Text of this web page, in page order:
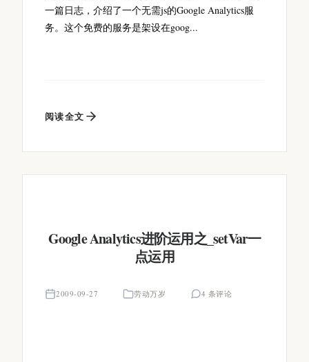
一篇日志，介绍了一个无需js的Google Analytics服
务。这个免费的服务是架设在goog...
阅读全文
Google Analytics进阶运用之_setVar一
点运用
2009-09-27 劳动万岁 4 条评论